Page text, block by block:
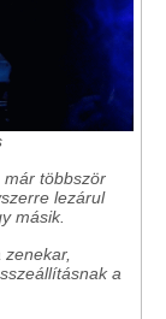
már többször
lezárul
másik.
zenekar,
a